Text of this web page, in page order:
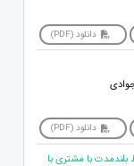
دانلود (PDF)
دانلود (PDF)
بلندمدت با مشتری با